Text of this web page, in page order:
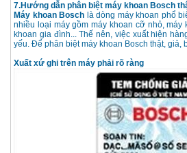
7.Hướng dẫn phân biệt máy khoan Bosch
Máy khoan Bosch là dòng máy khoan phổ
nhiều loại máy gồm máy khoan cỡ nhỏ,
khoan gia đình... Thế nên, việc xuất hiện
yếu. Để phân biệt máy khoan Bosch thật, giả,
Xuất xứ ghi trên máy phải rõ ràng